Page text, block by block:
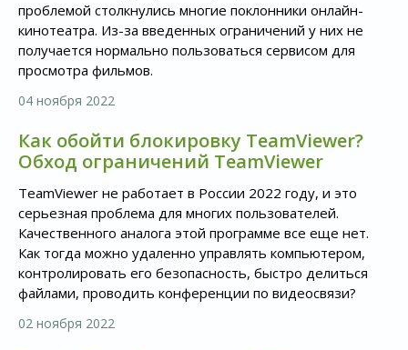
проблемой столкнулись многие поклонники онлайн-
кинотеатра. Из-за введенных ограничений у них не
получается нормально пользоваться сервисом для
просмотра фильмов.
04 ноября 2022
Как обойти блокировку TeamViewer?
Обход ограничений TeamViewer
TeamViewer не работает в России 2022 году, и это
серьезная проблема для многих пользователей.
Качественного аналога этой программе все еще нет.
Как тогда можно удаленно управлять компьютером,
контролировать его безопасность, быстро делиться
файлами, проводить конференции по видеосвязи?
02 ноября 2022